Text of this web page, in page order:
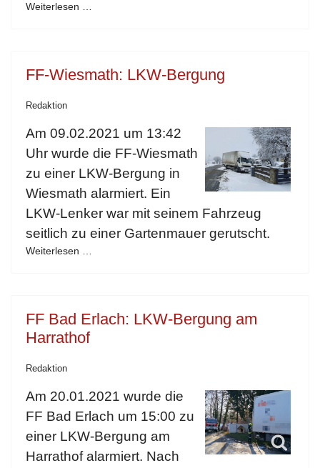
Weiterlesen …
FF-Wiesmath: LKW-Bergung
Redaktion
Am 09.02.2021 um 13:42
Uhr wurde die FF-Wiesmath
zu einer LKW-Bergung in
Wiesmath alarmiert. Ein
LKW-Lenker war mit seinem Fahrzeug
seitlich zu einer Gartenmauer gerutscht.
Weiterlesen …
FF Bad Erlach: LKW-Bergung am
Harrathof
Redaktion
Am 20.01.2021 wurde die
FF Bad Erlach um 15:00 zu
einer LKW-Bergung am
Harrathof alarmiert. Nach